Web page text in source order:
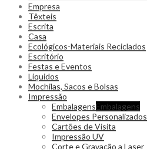
Empresa
Têxteis
Escrita
Casa
Ecológicos-Materiais Reciclados
Escritório
Festas e Eventos
Líquidos
Mochilas, Sacos e Bolsas
Impressão
EmbalagensEmbalagens
Envelopes Personalizados
Cartões de Visita
Impressão UV
Corte e Gravação a Laser